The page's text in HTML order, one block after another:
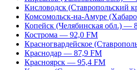
Кисловодск (Ставропольский
Комсомольск-на-Амуре
Копейск (Челябинская обл.) —
Кострома — 92,0 FM
Красногвардейское
Краснодар — 87,9 FM
Красноярск — 95,4 FM